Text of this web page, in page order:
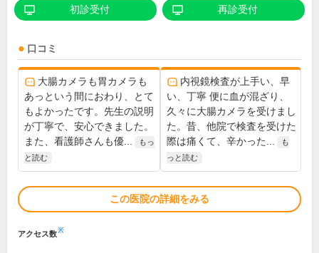
初診受付 再診受付
口コミ
大腸カメラも胃カメラも
あっという間におわり、とて
もよかったです。先生の説明
が丁寧で、安心できました。
また、看護師さんも優...
もっ
と読む
内視鏡検査が上手い、早
い、丁寧 便に血が混ざり、
久々に大腸カメラを受けまし
た。昔、他院で検査を受けた
際は痛くて、辛かった...
も
っと読む
この医院の詳細をみる
アクセス数※